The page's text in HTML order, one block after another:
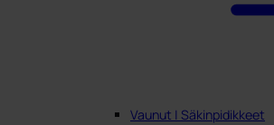
Vaunut | Säkinpidikkeet